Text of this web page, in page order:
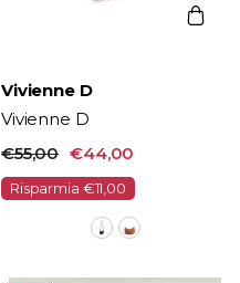
Vendor:
Vivienne D
Vivienne D
€55,00 €44,00
Risparmia €11,00